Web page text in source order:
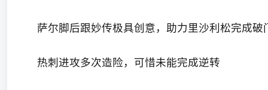
萨尔脚后跟妙传极具创意，助力里沙利松完成破
热刺进攻多次造险，可惜未能完成逆转